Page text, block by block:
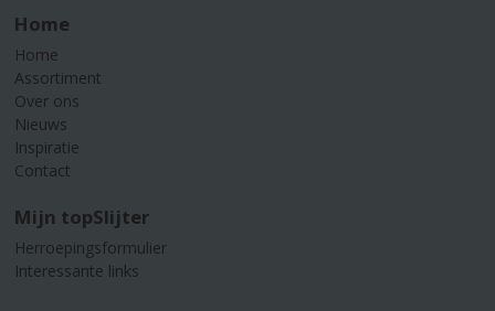
Home
Home
Assortiment
Over ons
Nieuws
Inspiratie
Contact
Mijn topSlijter
Herroepingsformulier
Interessante links